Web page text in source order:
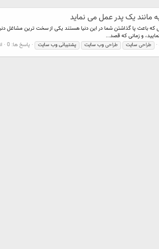
یک پدر عمل می نماید
پا گذاشتن شما در این دنیا هستند یکی از سخت ترین مشاغل دنیا
و زمانی که قصد...
طراحی سایت طراحی وب سایت پشتیبانی وب سایت پاسخ ها: 0